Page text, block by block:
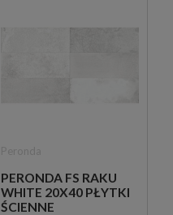
PERONDA FS RAKU
WHITE 20X40 PŁYTKI
ŚCIENNE